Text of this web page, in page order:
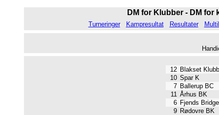
DM for Klubber - DM for
Turneringer Kampresultat Resultater
12 Blakset
10 Spar K
7 Ballerup BC
11 Århus BK
6 Fjends
9 Rødovre BK